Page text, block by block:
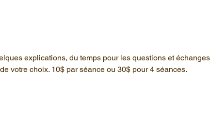
explications, du temps pour les questions et
votre choix. 10$ par séance ou 30$ pour 4 séances.